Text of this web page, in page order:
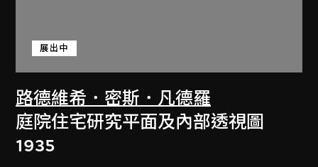
路德維希．密斯．凡德羅
展出中
庭院住宅研究平面及內部透視圖
1935